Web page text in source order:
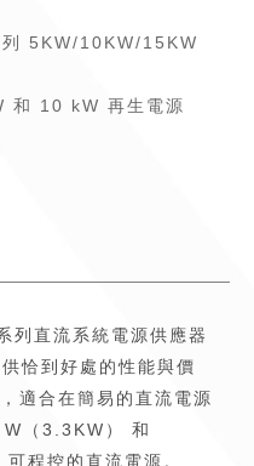
5KW/10KW/15KW
和 10 kW 再生電源
直流系統電源供應器
供恰到好處的性能與價
適合在簡易的直流電源
W（3.3KW） 和
程控的直流電源。